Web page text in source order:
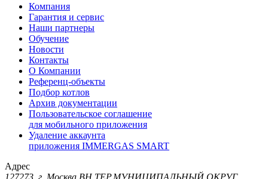
Компания
Гарантия и сервис
Наши партнеры
Обучение
Новости
Контакты
О Компании
Референц-объекты
Подбор котлов
Архив документации
Пользовательское соглашение
для мобильного приложения
Удаление аккаунта
приложения IMMERGAS SMART
Адрес
127273, г. Москва ВН.ТЕР.МУНИЦИПАЛЬНЫЙ ОКРУГ